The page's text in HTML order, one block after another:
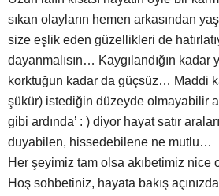
sıkan olayların hemen arkasından
size eşlik eden güzellikleri de
dayanmalısın… Kaygılandığın kadar
korktuğun kadar da güçsüz… Maddi
şükür) istediğin düzeyde olmayabilir
gibi ardında’ : ) diyor hayat satır
duyabilen, hissedebilene ne mutlu…
Her şeyimiz tam olsa akıbetimiz nice
Hoş sohbetiniz, hayata bakış